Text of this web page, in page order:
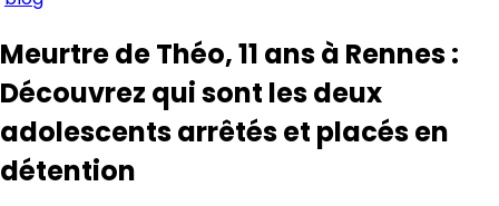
Meurtre de Théo, 11 ans à Rennes :
Découvrez qui sont les deux
adolescents arrêtés et placés en
détention